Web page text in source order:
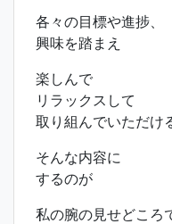
各々の目標や進捗、
興味を踏まえ
楽しんで
リラックスして
取り組んでいただけ
そんな内容に
するのが
私の腕の見せどころ